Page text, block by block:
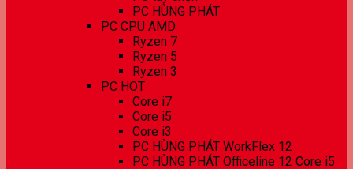
PC HÙNG PHÁT
PC CPU AMD
Ryzen 7
Ryzen 5
Ryzen 3
PC HOT
Core i7
Core i5
Core i3
PC HÙNG PHÁT WorkFlex 12
PC HÙNG PHÁT Officeline 12 Core i5